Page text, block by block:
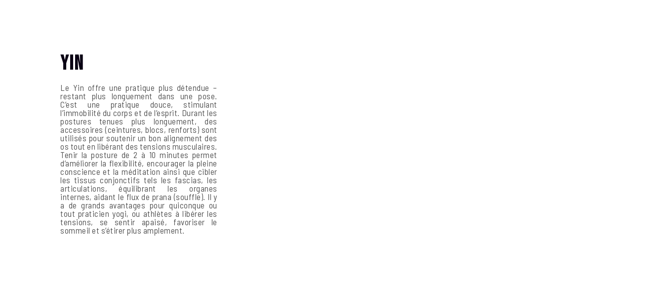
Yin
Le Yin offre une pratique plus détendue –
restant plus longuement dans une pose.
C’est une pratique douce, stimulant
l’immobilité du corps et de l’esprit. Durant les
postures tenues plus longuement, des
accessoires (ceintures, blocs, renforts) sont
utilisés pour soutenir un bon alignement des
os tout en libérant des tensions musculaires.
Tenir la posture de 2 à 10 minutes permet
d’améliorer la flexibilité, encourager la pleine
conscience et la méditation ainsi que cibler
les tissus conjonctifs tels les fascias, les
articulations, équilibrant les organes
internes, aidant le flux de prana (souffle). Il y
a de grands avantages pour quiconque ou
tout praticien yogi, ou athlètes à libérer les
tensions, se sentir apaisé, favoriser le
sommeil et s’étirer plus amplement.